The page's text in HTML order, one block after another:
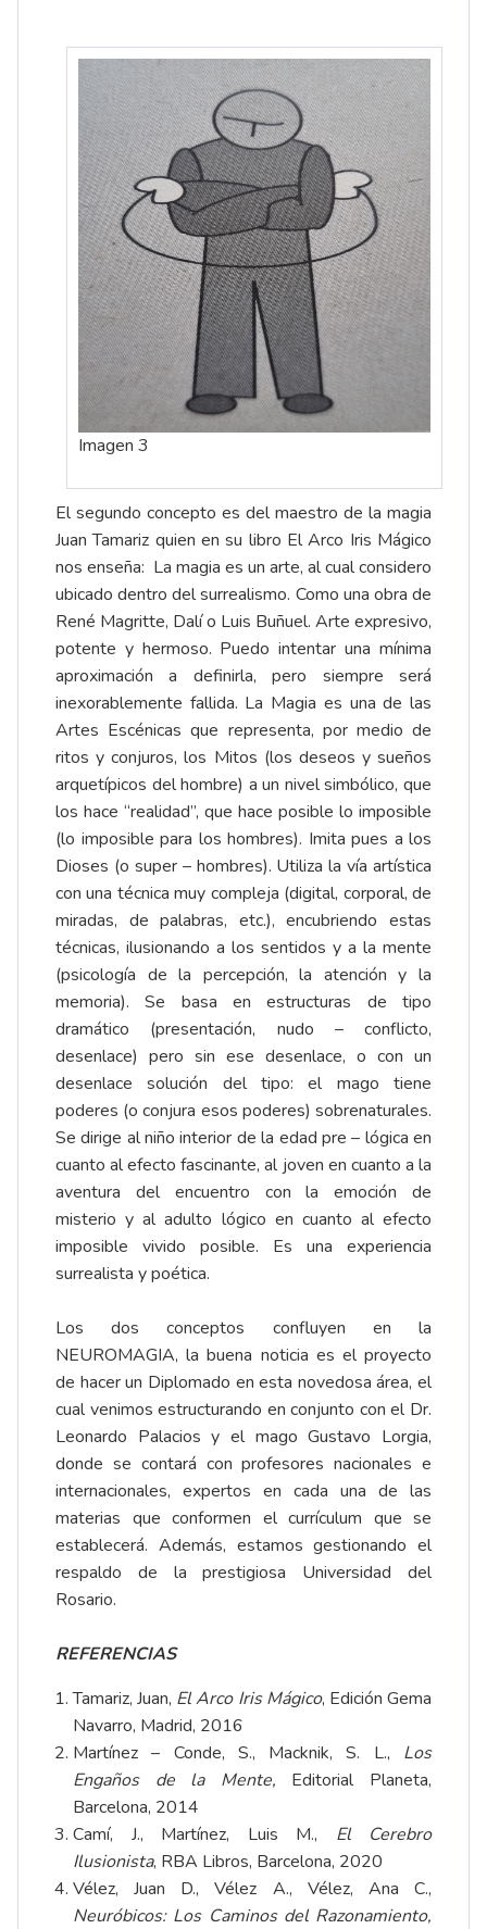
Imagen 3
El segundo concepto es del maestro de la magia
Juan Tamariz quien en su libro El Arco Iris Mágico
nos enseña: La magia es un arte, al cual considero
ubicado dentro del surrealismo. Como una obra de
René Magritte, Dalí o Luis Buñuel. Arte expresivo,
potente y hermoso. Puedo intentar una mínima
aproximación a definirla, pero siempre será
inexorablemente fallida. La Magia es una de las
Artes Escénicas que representa, por medio de
ritos y conjuros, los Mitos (los deseos y sueños
arquetípicos del hombre) a un nivel simbólico, que
los hace “realidad”, que hace posible lo imposible
(lo imposible para los hombres). Imita pues a los
Dioses (o super – hombres). Utiliza la vía artística
con una técnica muy compleja (digital, corporal, de
miradas, de palabras, etc.), encubriendo estas
técnicas, ilusionando a los sentidos y a la mente
(psicología de la percepción, la atención y la
memoria). Se basa en estructuras de tipo
dramático (presentación, nudo – conflicto,
desenlace) pero sin ese desenlace, o con un
desenlace solución del tipo: el mago tiene
poderes (o conjura esos poderes) sobrenaturales.
Se dirige al niño interior de la edad pre – lógica en
cuanto al efecto fascinante, al joven en cuanto a la
aventura del encuentro con la emoción de
misterio y al adulto lógico en cuanto al efecto
imposible vivido posible. Es una experiencia
surrealista y poética.
Los dos conceptos confluyen en la
NEUROMAGIA, la buena noticia es el proyecto
de hacer un Diplomado en esta novedosa área, el
cual venimos estructurando en conjunto con el Dr.
Leonardo Palacios y el mago Gustavo Lorgia,
donde se contará con profesores nacionales e
internacionales, expertos en cada una de las
materias que conformen el currículum que se
establecerá. Además, estamos gestionando el
respaldo de la prestigiosa Universidad del
Rosario.
REFERENCIAS
Tamariz, Juan, El Arco Iris Mágico, Edición Gema
Navarro, Madrid, 2016
Martínez – Conde, S., Macknik, S. L., Los
Engaños de la Mente, Editorial Planeta,
Barcelona, 2014
Camí, J., Martínez, Luis M., El Cerebro
Ilusionista, RBA Libros, Barcelona, 2020
Vélez, Juan D., Vélez A., Vélez, Ana C.,
Neuróbicos: Los Caminos del Razonamiento,